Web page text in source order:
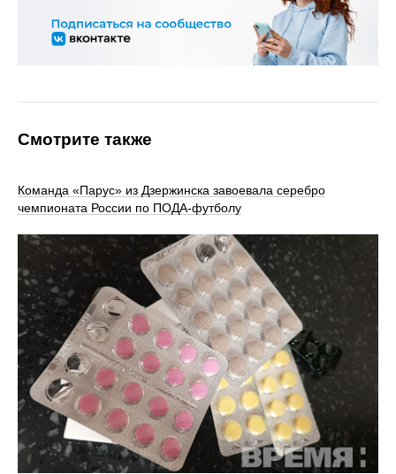
Смотрите также
Команда «Парус» из Дзержинска завоевала серебро
чемпионата России по ПОДА-футболу